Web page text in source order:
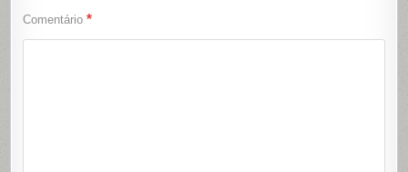
Comentário*